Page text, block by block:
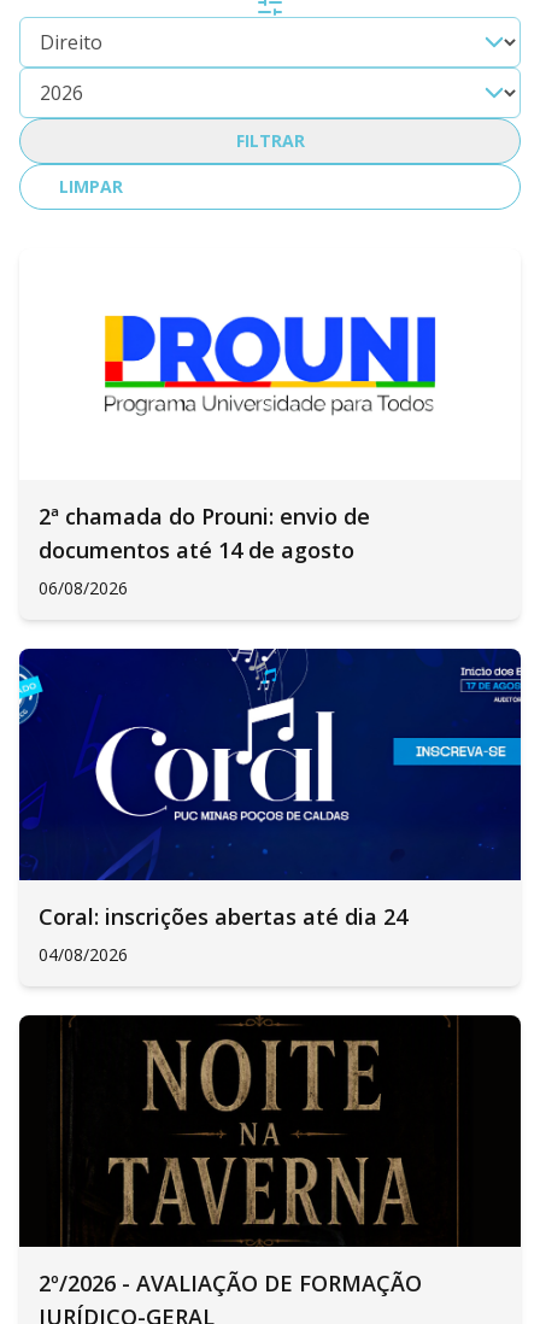
FILTRAR
LIMPAR
2ª chamada do Prouni: envio de
documentos até 14 de agosto
06/08/2026
Coral: inscrições abertas até dia 24
04/08/2026
2º/2026 - AVALIAÇÃO DE FORMAÇÃO
JURÍDICO-GERAL